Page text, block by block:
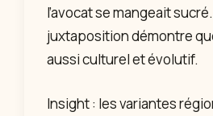
l’avocat se mangeait
juxtaposition démontre
aussi culturel et évolutif.
Insight : les variantes